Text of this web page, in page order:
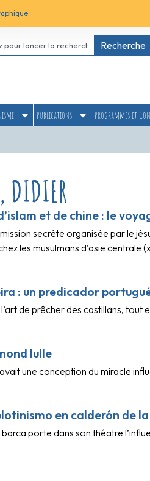
Recherche
Publications Programmes et
DIDIER
et de chine : le
secrète organisée par le
les musulmans d’asie centrale
: un predicador
de prêcher des castillans, tout
lulle
une conception du miracle
en calderón de
porte dans son théatre